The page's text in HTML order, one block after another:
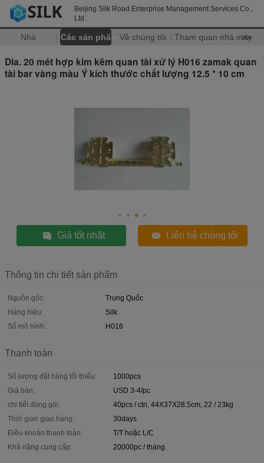
Beijing Silk Road Enterprise Management Services Co.,
Ltd.
Nhà Các sản phẩm Về chúng tôi Tham quan nhà máy
>>
Dia. 20 mét hợp kim kẽm quan tài xử lý H016 zamak quan
tài bar vàng màu Ý kích thước chất lượng 12.5 * 10 cm
Giá tốt nhất Liên hệ chúng tôi
Thông tin chi tiết sản phẩm
Nguồn gốc:
Trung Quốc
Hàng hiệu:
Silk
Số mô hình:
H016
Thanh toán
Số lượng đặt hàng tối thiểu:
1000pcs
Giá bán:
USD 3-4/pc
chi tiết đóng gói:
40pcs / ctn, 44X37X28.5cm, 22 / 23kg
Thời gian giao hàng:
30days
Điều khoản thanh toán:
T/T hoặc L/C
Khả năng cung cấp:
20000pc / tháng